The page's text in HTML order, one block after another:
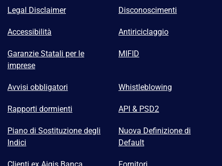
Legal Disclaimer Disconoscimenti
Accessibilità Antiriciclaggio
Garanzie Statali per le
imprese
MIFID
Avvisi obbligatori Whistleblowing
Rapporti dormienti API & PSD2
Piano di Sostituzione degli
Indici
Nuova Definizione di
Default